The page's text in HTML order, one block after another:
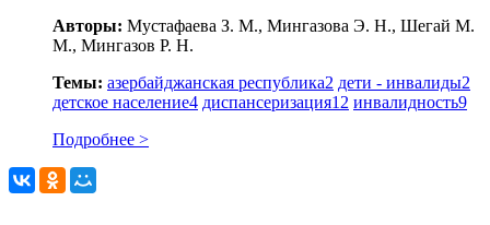
Авторы: Мустафаева З. М., Мингазова Э. Н., Шегай М.
М., Мингазов Р. Н.
Темы: азербайджанская республика2 дети - инвалиды2
детское население4 диспансеризация12 инвалидность9
Подробнее >